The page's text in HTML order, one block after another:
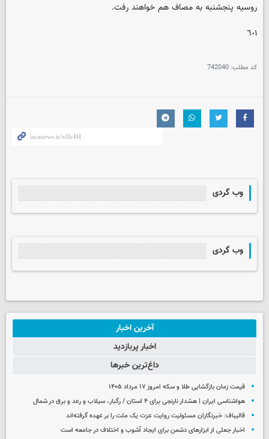
روسیه پنجشنبه به مصاف هم خواهند رفت.
٦٠١
کد مطلب: 742040
وب گردی
وب گردی
آخرین اخبار
اخبار پربازدید
داغ‌ترین خبرها
قیمت زمان بازگشایی طلا و سکه امروز ۱۷ مرداد ۱۴۰۵
هواشناسی ایران | هشدار نارنجی برای ۴ استان / رگبار، سیلاب و رعد و برق در شمال
قالیباف: خبرنگاران مسئولیت روایت عزت یک ملت را بر عهده گرفته‌اند
اخبار جعلی از ابزارهای دشمن برای ایجاد آشوب و اختلاف در جامعه است